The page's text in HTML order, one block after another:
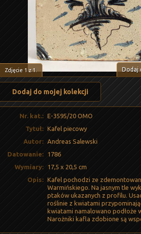
Dodaj
Zdjęcie 1 z 1
Dodaj do mojej kolekcji
Nr. kat.: E-3595/20 OMO
Tytuł: Kafel piecowy
Autor: Andreas Salewski
Datowanie:
1786
Wymiary:
17,5 x 20,5 cm
Opis: Kafel pochodzi ze
Warmińskiego. Na jasnym tle
ptaków ukazanych z profilu.
roślinie z kwiatami
kwiatami namalowano podłoże
Narożniki kafla zdobione są